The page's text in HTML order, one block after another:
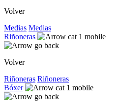
Volver
Medias Medias
Riñoneras
Volver
Riñoneras Riñoneras
Bóxer